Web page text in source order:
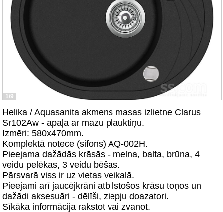
1/9
Helika / Aquasanita akmens masas izlietne Clarus
Sr102Aw - apaļa ar mazu plauktiņu.
Izmēri: 580x470mm.
Komplektā notece (sifons) AQ-002H.
Pieejama dažādās krāsās - melna, balta, brūna, 4
veidu pelēkas, 3 veidu bēšas.
Pārsvarā viss ir uz vietas veikalā.
Pieejami arī jaucējkrāni atbilstošos krāsu toņos un
dažādi aksesuāri - dēlīši, ziepju doazatori.
Sīkāka informācija rakstot vai zvanot.